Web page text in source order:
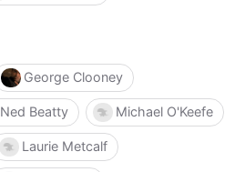
George Clooney
Ned Beatty Michael O'Keefe
Laurie Metcalf